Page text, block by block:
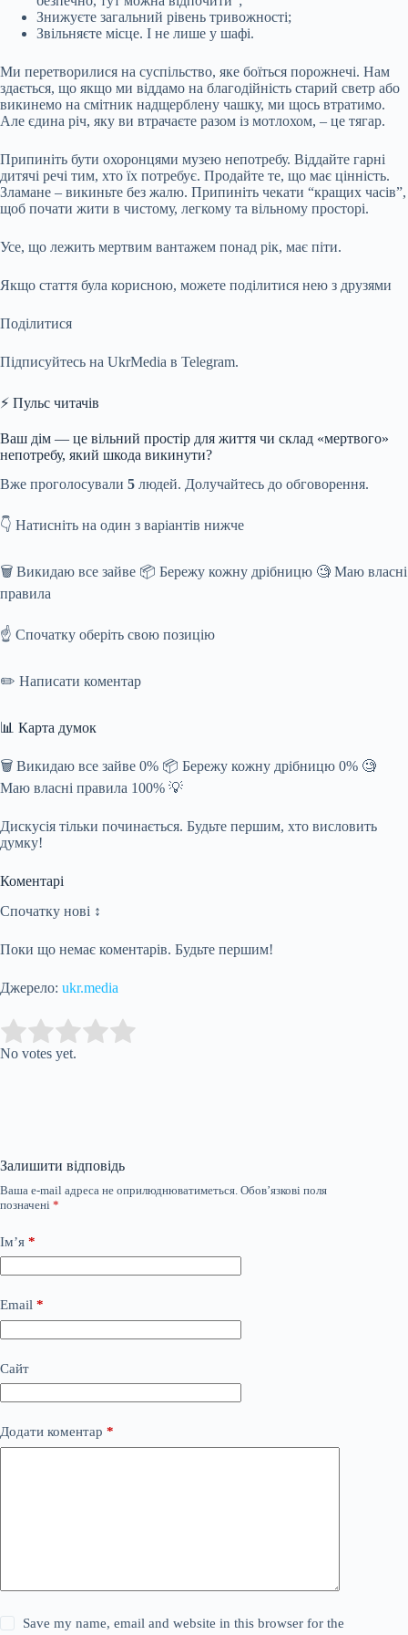
Знижуєте загальний рівень тривожності;
Звільняєте місце. І не лише у шафі.
Ми перетворилися на суспільство, яке боїться порожнечі. Нам
здається, що якщо ми віддамо на благодійність старий светр або
викинемо на смітник надщерблену чашку, ми щось втратимо.
Але єдина річ, яку ви втрачаєте разом із мотлохом, – це тягар.
Припиніть бути охоронцями музею непотребу. Віддайте гарні
дитячі речі тим, хто їх потребує. Продайте те, що має цінність.
Зламане – викиньте без жалю. Припиніть чекати “кращих часів”,
щоб почати жити в чистому, легкому та вільному просторі.
Усе, що лежить мертвим вантажем понад рік, має піти.
Якщо стаття була корисною, можете поділитися нею з друзями
Поділитися
Підписуйтесь на UkrMedia в Telegram.
⚡ Пульс читачів
Ваш дім — це вільний простір для життя чи склад «мертвого»
непотребу, який шкода викинути?
Вже проголосували 5 людей. Долучайтесь до обговорення.
👇 Натисніть на один з варіантів нижче
🗑️ Викидаю все зайве 📦 Бережу кожну дрібницю 🧐 Маю власні
правила
☝️ Спочатку оберіть свою позицію
✏️ Написати коментар
📊 Карта думок
🗑️ Викидаю все зайве 0% 📦 Бережу кожну дрібницю 0% 🧐
Маю власні правила 100% 💡
Дискусія тільки починається. Будьте першим, хто висловить
думку!
Коментарі
Спочатку нові ↕
Поки що немає коментарів. Будьте першим!
Джерело: ukr.media
Rate this item:
No votes yet.
Залишити відповідь
Ваша e-mail адреса не оприлюднюватиметься. Обов’язкові поля
позначені *
Ім’я *
Email *
Сайт
Додати коментар *
Save my name, email and website in this browser for the